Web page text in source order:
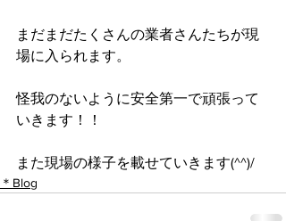
まだまだたくさんの業者さんたちが現
場に入られます。
怪我のないように安全第一で頑張って
いきます！！
また現場の様子を載せていきます(^^)/
＊Blog